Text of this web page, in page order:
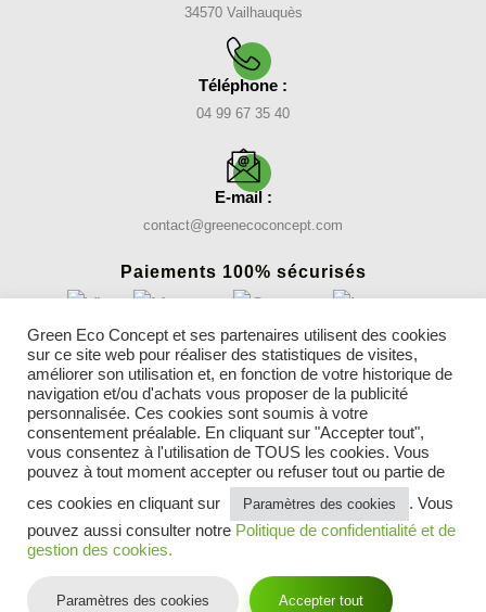
34570 Vailhauquès
Téléphone :
04 99 67 35 40
E-mail :
contact@greenecoconcept.com
Paiements 100% sécurisés
INFORMATIONS
Nos gazons synthétiques
Conseils
Parrainer un ami
Blog gazon synthétique
Mentions légales
CGV
Politique de confidentialité et cookies
Contactez-nous
Suivez-nous sur :
Green Eco Concept et ses partenaires utilisent des cookies
sur ce site web pour réaliser des statistiques de visites,
améliorer son utilisation et, en fonction de votre historique de
navigation et/ou d'achats vous proposer de la publicité
personnalisée. Ces cookies sont soumis à votre
consentement préalable. En cliquant sur "Accepter tout",
vous consentez à l'utilisation de TOUS les cookies. Vous
pouvez à tout moment accepter ou refuser tout ou partie de
ces cookies en cliquant sur
Paramètres des cookies
. Vous
pouvez aussi consulter notre Politique de confidentialité et de
gestion des cookies.
Paramètres des cookies Accepter tout